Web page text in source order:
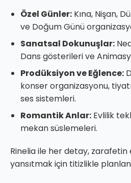
Özel Günler: Kına, Nişan,
ve Doğum Günü
Sanatsal Dokunuşlar:
Dans gösterileri ve
Prodüksiyon ve Eğlence:
konser organizasyonu,
ses sistemleri.
Romantik Anlar: Evlilik
mekan süslemeleri.
Rinelia ile her detay, zarafetin
yansıtmak için titizlikle